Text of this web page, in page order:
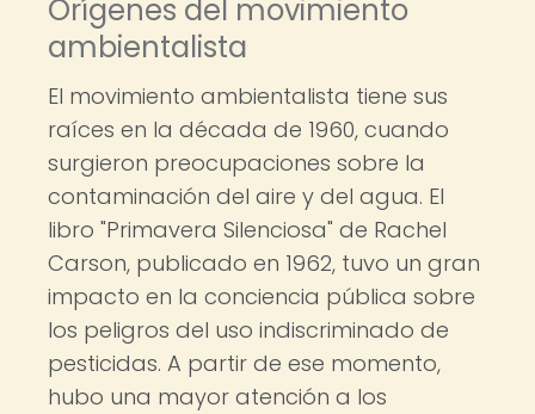
Orígenes del movimiento
ambientalista
El movimiento ambientalista tiene sus
raíces en la década de 1960, cuando
surgieron preocupaciones sobre la
contaminación del aire y del agua. El
libro "Primavera Silenciosa" de Rachel
Carson, publicado en 1962, tuvo un gran
impacto en la conciencia pública sobre
los peligros del uso indiscriminado de
pesticidas. A partir de ese momento,
hubo una mayor atención a los